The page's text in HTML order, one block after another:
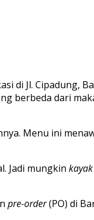
di Jl. Cipadung,
berbeda dari
Menu ini
Jadi mungkin kayak
pre-order(PO) di